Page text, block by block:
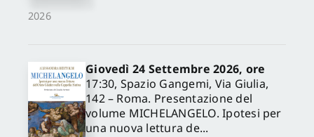
2026
Giovedì 24 Settembre 2026, ore
17:30, Spazio Gangemi, Via Giulia,
142 – Roma. Presentazione del
volume MICHELANGELO. Ipotesi per
una nuova lettura de...